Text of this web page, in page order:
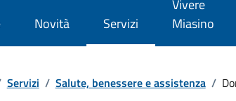
Novità Servizi
Vivere
Miasino
Servizi / Salute, benessere e assistenza /